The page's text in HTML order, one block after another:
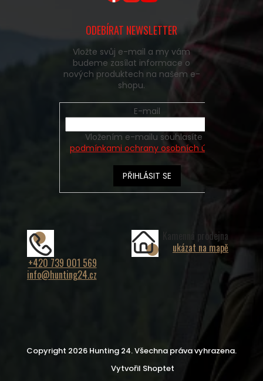
ODEBÍRAT NEWSLETTER
Vložte svůj e-mail a my vám
budeme zasílat informace o
nových produktech na našem e-
shopu.
E-mail
podmínkami ochrany osobních údajů
PŘIHLÁSIT SE
+420 739 001 569
info@hunting24.cz
Kamenná prodejna
ukázat na mapě
Vytvořil Shoptet
Copyright 2026 Hunting 24. Všechna práva vyhrazena.